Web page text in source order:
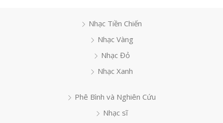
Nhạc Tiền Chiến
Nhạc Vàng
Nhạc Đỏ
Nhạc Xanh
Phê Bình và Nghiên Cứu
Nhạc sĩ